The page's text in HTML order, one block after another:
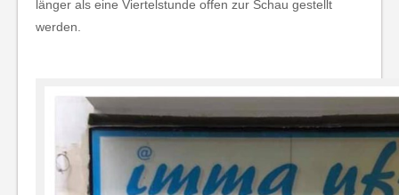
länger als eine Viertelstunde offen zur Schau gestellt
werden.